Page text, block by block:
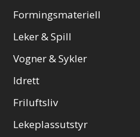
Formingsmateriell
Leker & Spill
Vogner & Sykler
Idrett
Friluftsliv
Lekeplassutstyr